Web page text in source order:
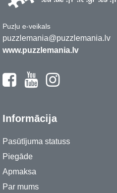
Puzļu e-veikals
puzzlemania@puzzlemania.lv
www.puzzlemania.lv
Informācija
Pasūtījuma statuss
Piegāde
Apmaksa
Par mums